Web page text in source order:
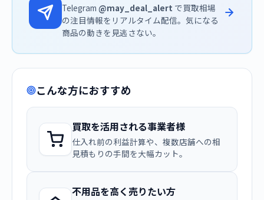
Telegram @may_deal_alert で買取相場
の注目情報をリアルタイム配信。気になる
商品の動きを見逃さない。
こんな方におすすめ
買取を活用される事業者様
仕入れ前の利益計算や、複数店舗への相
見積もりの手間を大幅カット。
不用品を高く売りたい方